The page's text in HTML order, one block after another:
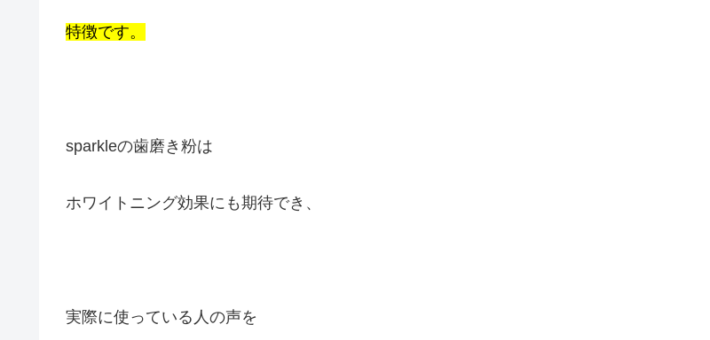
特徴です。
sparkleの歯磨き粉は
ホワイトニング効果にも期待でき、
実際に使っている人の声を